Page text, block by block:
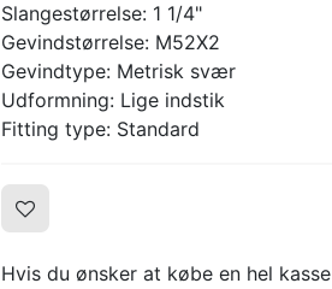
Slangestørrelse: 1 1/4"
Gevindstørrelse: M52X2
Gevindtype: Metrisk svær
Udformning: Lige indstik
Fitting type: Standard
Hvis du ønsker at købe en hel kasse